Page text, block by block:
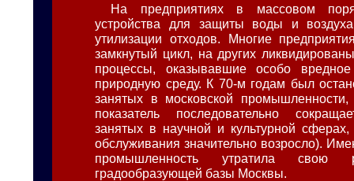
На предприятиях в массовом
устройства для защиты воды и воздуха
утилизации отходов. Многие
замкнутый цикл, на других
процессы, оказывавшие особо
природную среду. К 70-м годам был
занятых в московской
показатель последовательно
занятых в научной и культурной
обслуживания значительно возросло).
промышленность утратила свою
градообразующей базы Москвы.